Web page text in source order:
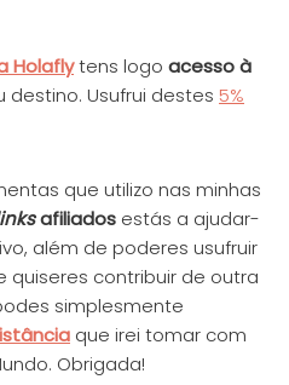
Holaflytens logo acesso à
Usufrui destes 5%
que utilizo nas minhas
afiliados estás a ajudar-
além de poderes usufruir
quiseres contribuir de outra
simplesmente
que irei tomar com
Obrigada!